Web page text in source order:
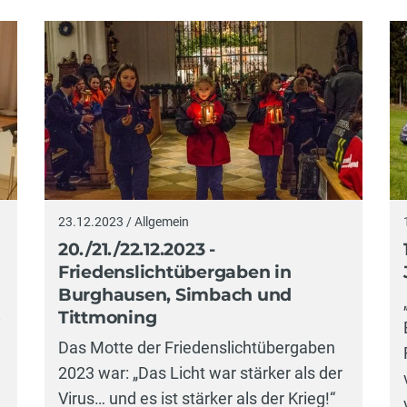
23.12.2023 / Allgemein
20./21./22.12.2023 -
Friedenslichtübergaben in
Burghausen, Simbach und
Tittmoning
Das Motte der Friedenslichtübergaben
2023 war: „Das Licht war stärker als der
Virus… und es ist stärker als der Krieg!“